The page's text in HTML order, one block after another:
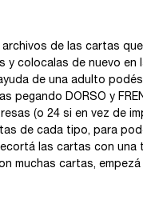
de las cartas que
y colocalas de nuevo en
de una adulto
pegando DORSO y
(o 24 si en vez de
de cada tipo, para
las cartas con
muchas cartas,